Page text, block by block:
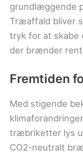
grundlæggende
Træaffald bliver
tryk for at
der brænder
Fremtiden
Med stigende
træbriketter lys
CO2-neutralt